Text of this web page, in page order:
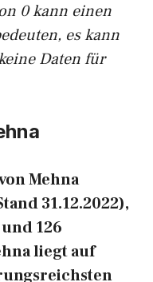
0 kann einen
es kann
Daten für
Mehna
31.12.2022),
126
liegt auf